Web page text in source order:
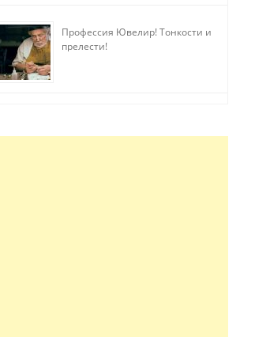
Профессия Ювелир! Тонкости и
прелести!